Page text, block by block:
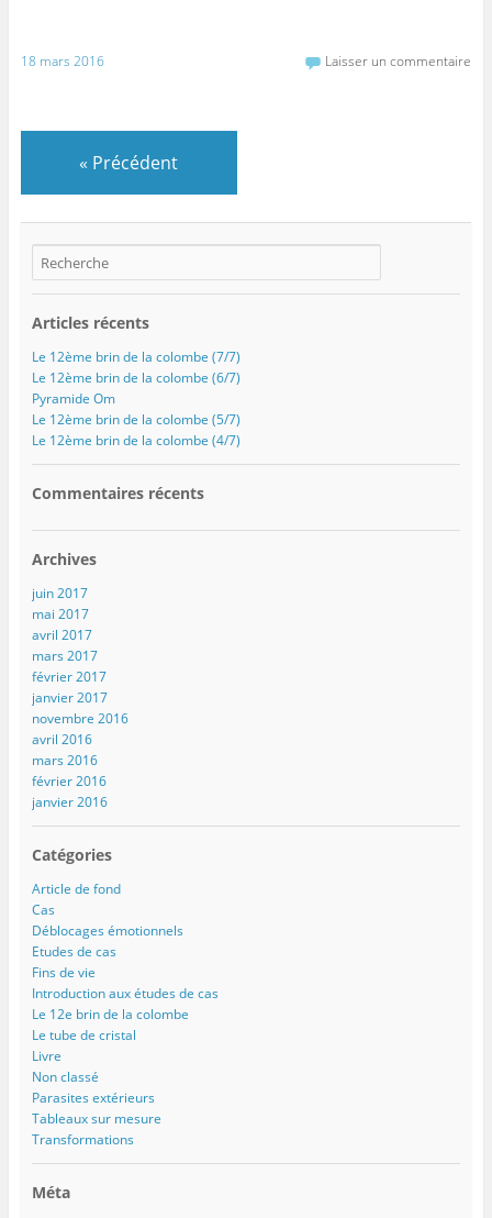
18 mars 2016 Laisser un commentaire
« Précédent
Articles récents
Le 12ème brin de la colombe (7/7)
Le 12ème brin de la colombe (6/7)
Pyramide Om
Le 12ème brin de la colombe (5/7)
Le 12ème brin de la colombe (4/7)
Commentaires récents
Archives
juin 2017
mai 2017
avril 2017
mars 2017
février 2017
janvier 2017
novembre 2016
avril 2016
mars 2016
février 2016
janvier 2016
Catégories
Article de fond
Cas
Déblocages émotionnels
Etudes de cas
Fins de vie
Introduction aux études de cas
Le 12e brin de la colombe
Le tube de cristal
Livre
Non classé
Parasites extérieurs
Tableaux sur mesure
Transformations
Méta